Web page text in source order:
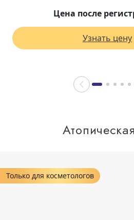
Цена после
Узнать цену
Только для косметологов